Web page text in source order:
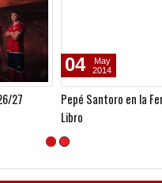
27
Pepé Santoro en la
Libro
04
May
2014